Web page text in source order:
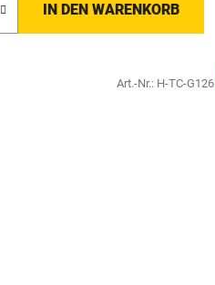
IN DEN WARENKORB
Art.-Nr.: H-TC-G126